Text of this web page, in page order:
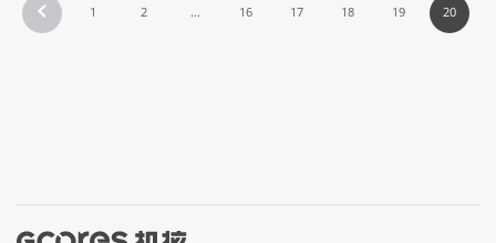
1 2 ... 16 17 18 19 20